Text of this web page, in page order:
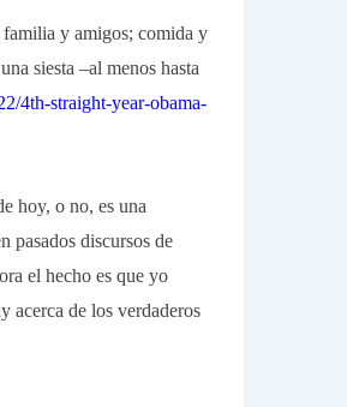
familia y amigos; comida y
siesta –al menos hasta
4th-straight-year-obama-
hoy, o no, es una
pasados discursos de
el hecho es que yo
acerca de los verdaderos